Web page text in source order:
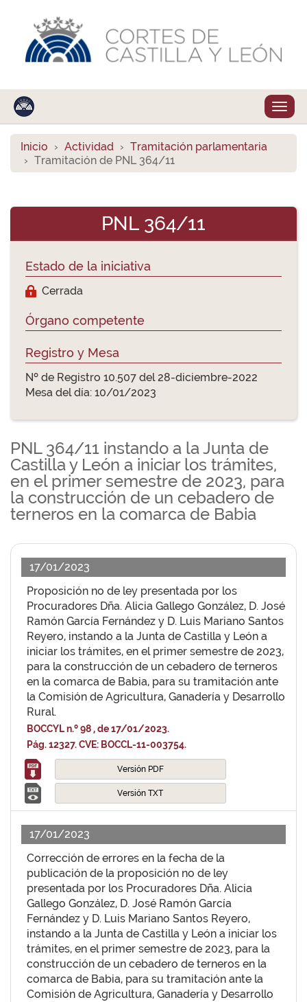
Inicio Actividad
Tramitación parlamentaria
Tramitación de PNL 364/11
PNL 364/11
Estado de la iniciativa
Cerrada
Órgano competente
Registro y Mesa
Nº de Registro 10.507 del 28-diciembre-2022
Mesa del día: 10/01/2023
PNL 364/11 instando a la Junta de
Castilla y León a iniciar los trámites,
en el primer semestre de 2023, para
la construcción de un cebadero de
terneros en la comarca de Babia
17/01/2023
Proposición no de ley presentada por los
Procuradores Dña. Alicia Gallego González, D. José
Ramón García Fernández y D. Luis Mariano Santos
Reyero, instando a la Junta de Castilla y León a
iniciar los trámites, en el primer semestre de 2023,
para la construcción de un cebadero de terneros
en la comarca de Babia, para su tramitación ante
la Comisión de Agricultura, Ganadería y Desarrollo
Rural.
BOCCYL n.º 98 , de 17/01/2023.
Pág. 12327. CVE: BOCCL-11-003754.
Versión PDF
Versión TXT
17/01/2023
Corrección de errores en la fecha de la
publicación de la proposición no de ley
presentada por los Procuradores Dña. Alicia
Gallego González, D. José Ramón García
Fernández y D. Luis Mariano Santos Reyero,
instando a la Junta de Castilla y León a iniciar los
trámites, en el primer semestre de 2023, para la
construcción de un cebadero de terneros en la
comarca de Babia, para su tramitación ante la
Comisión de Agricultura, Ganadería y Desarrollo